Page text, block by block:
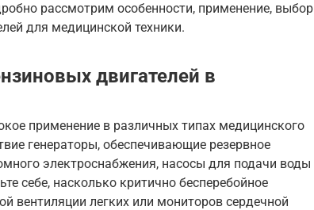
рассмотрим особенности, применение, выбор
для медицинской техники.
двигателей в
применение в различных типах медицинского
генераторы, обеспечивающие резервное
электроснабжения, насосы для подачи воды
себе, насколько критично бесперебойное
вентиляции легких или мониторов сердечной